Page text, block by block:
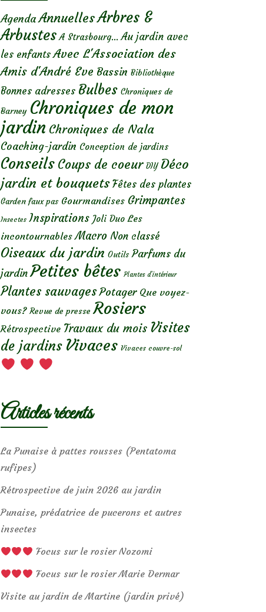
Agenda AnnuellesArbres &
Arbustes A Strasbourg... Au jardin avec
les enfants Avec L'Association des
Amis d'André Eve Bassin Bibliothèque
Bonnes adresses Bulbes Chroniques de
Barney Chroniques de mon
jardin Chroniques de Nala
Coaching-jardin Conception de jardins
Conseils Coups de coeur DIY Déco
jardin et bouquets Fêtes des plantes
Garden faux pas Gourmandises Grimpantes
Insectes Inspirations Joli Duo Les
incontournables Macro Non classé
Oiseaux du jardin Outils Parfums du
jardin Petites bêtes Plantes d’intérieur
Plantes sauvages Potager Que voyez-
vous? Revue de presse Rosiers
Rétrospective Travaux du mois Visites
de jardins Vivaces Vivaces couvre-sol
Articles récents
La Punaise à pattes rousses (Pentatoma
rufipes)
Rétrospective de juin 2026 au jardin
Punaise, prédatrice de pucerons et autres
insectes
Focus sur le rosier Nozomi
Focus sur le rosier Marie Dermar
Visite au jardin de Martine (jardin privé)